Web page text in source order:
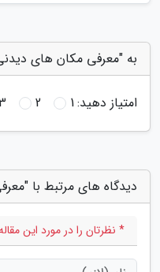
به "معرفی مکان های
امتیاز دهید:1
2
دیدگاه های مرتبط با
* نظرتان را در مورد این